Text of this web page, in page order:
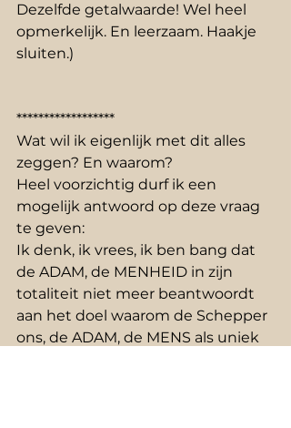
Dezelfde getalwaarde! Wel heel
opmerkelijk. En leerzaam. Haakje
sluiten.)
******************
Wat wil ik eigenlijk met dit alles
zeggen? En waarom?
Heel voorzichtig durf ik een
mogelijk antwoord op deze vraag
te geven:
Ik denk, ik vrees, ik ben bang dat
de ADAM, de MENHEID in zijn
totaliteit niet meer beantwoordt
aan het doel waarom de Schepper
ons, de ADAM, de MENS als uniek